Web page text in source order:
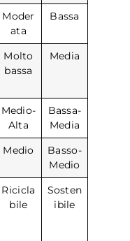
Moder
ata
Bassa
Molto
bassa
Media
Medio-
Alta
Bassa-
Media
Medio
Basso-
Medio
Ricicla
bile
Sosten
ibile